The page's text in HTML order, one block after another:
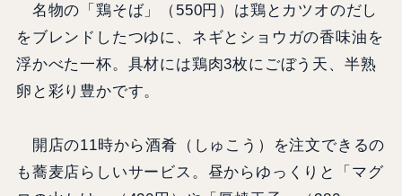
名物の「鶏そば」（550円）は鶏とカツオのだし
をブレンドしたつゆに、ネギとショウガの香味油を
浮かべた一杯。具材には鶏肉3枚にごぼう天、半熟
卵と彩り豊かです。
開店の11時から酒肴（しゅこう）を注文できるの
も蕎麦店らしいサービス。昼からゆっくりと「マグ